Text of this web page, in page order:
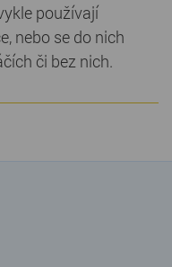
používají
nebo se do nich
či bez nich.